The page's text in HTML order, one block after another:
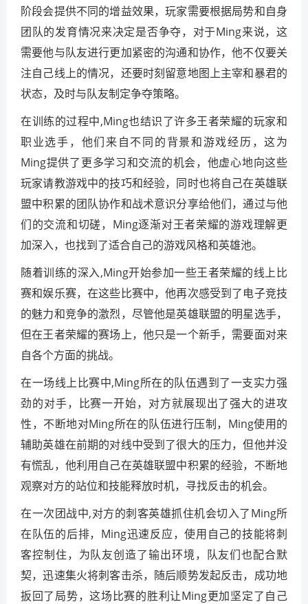
阶段会提供不同的增益效果，玩家需要根据局势和自身
团队的发育情况来决定是否争夺，对于Ming来说，这
需要他与队友进行更加紧密的沟通和协作，他不仅要关
注自己线上的情况，还要时刻留意地图上主宰和暴君的
状态，及时与队友制定争夺策略。
在训练的过程中,Ming也结识了许多王者荣耀的玩家和
职业选手，他们来自不同的背景和游戏经历，这为
Ming提供了更多学习和交流的机会，他虚心地向这些
玩家请教游戏中的技巧和经验，同时也将自己在英雄联
盟中积累的团队协作和战术意识分享给他们，通过与他
们的交流和切磋，Ming逐渐对王者荣耀的游戏理解更
加深入，也找到了适合自己的游戏风格和英雄池。
随着训练的深入,Ming开始参加一些王者荣耀的线上比
赛和娱乐赛，在这些比赛中，他再次感受到了电子竞技
的魅力和竞争的激烈，尽管他是英雄联盟的明星选手，
但在王者荣耀的赛场上，他只是一个新手，需要面对来
自各个方面的挑战。
在一场线上比赛中,Ming所在的队伍遇到了一支实力强
劲的对手，比赛一开始，对方就展现出了强大的进攻
性，不断地对Ming所在的队伍进行压制，Ming使用的
辅助英雄在前期的对线中受到了很大的压力，但他并没
有慌乱，他利用自己在英雄联盟中积累的经验，不断地
观察对方的站位和技能释放时机，寻找反击的机会。
在一次团战中,对方的刺客英雄抓住机会切入了Ming所
在队伍的后排，Ming迅速反应，使用自己的技能将刺
客控制住，为队友创造了输出环境，队友们也配合默
契，迅速集火将刺客击杀，随后顺势发起反击，成功地
扳回了局势，这场比赛的胜利让Ming更加坚定了自己